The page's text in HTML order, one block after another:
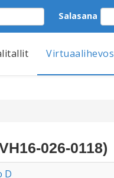
Salasana
026-0118)
D